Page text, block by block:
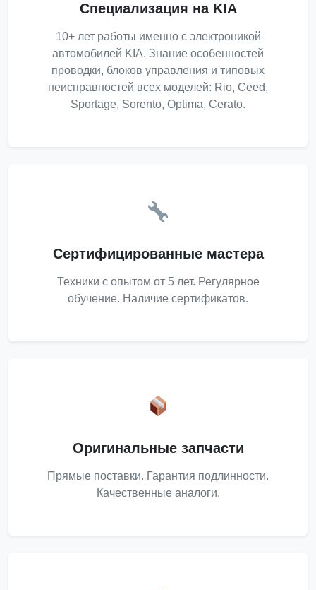
Специализация на KIA
10+ лет работы именно с электроникой
автомобилей KIA. Знание особенностей
проводки, блоков управления и типовых
неисправностей всех моделей: Rio, Ceed,
Sportage, Sorento, Optima, Cerato.
Сертифицированные мастера
Техники с опытом от 5 лет. Регулярное
обучение. Наличие сертификатов.
Оригинальные запчасти
Прямые поставки. Гарантия подлинности.
Качественные аналоги.